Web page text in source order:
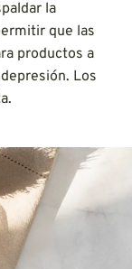
la
que las
productos a
Los